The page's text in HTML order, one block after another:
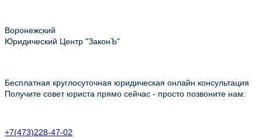
Воронежский
Юридический Центр "ЗаконЪ"
Бесплатная круглосуточная юридическая онлайн консультация
Получите совет юриста прямо сейчас - просто позвоните нам:
+7(473)228-47-02